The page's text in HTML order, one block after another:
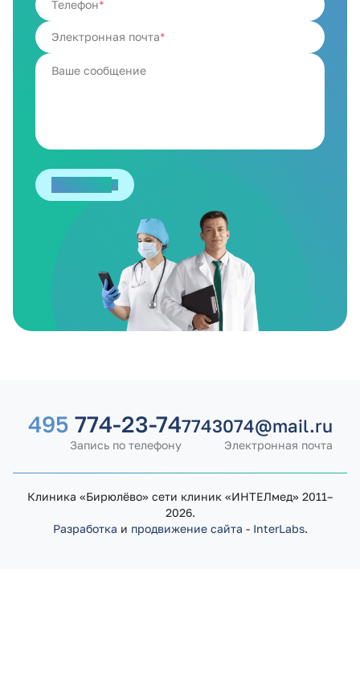
Телефон
Электронная почта
495 774-23-74
Запись по телефону
7743074@mail.ru
Электронная почта
Клиника «Бирюлёво» сети клиник «ИНТЕЛмед» 2011–
2026.
Разработка и продвижение сайта - InterLabs.